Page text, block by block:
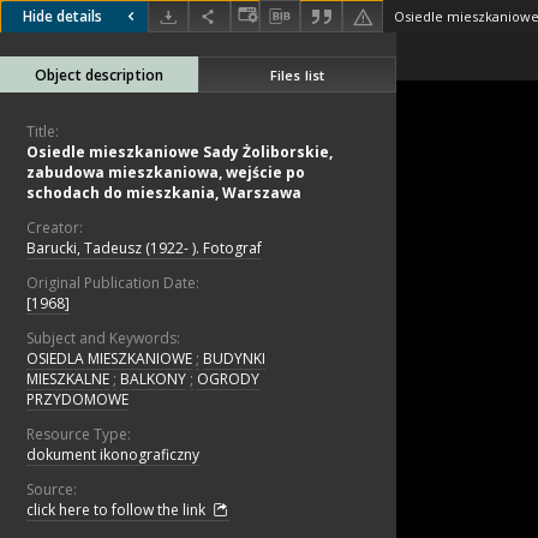
Hide details
Object description Files list
Title:
Osiedle mieszkaniowe Sady Żoliborskie,
zabudowa mieszkaniowa, wejście po
schodach do mieszkania, Warszawa
Creator:
Barucki, Tadeusz (1922- ). Fotograf
Original Publication Date:
[1968]
Subject and Keywords:
OSIEDLA MIESZKANIOWE ; BUDYNKI
MIESZKALNE ; BALKONY ; OGRODY
PRZYDOMOWE
Resource Type:
dokument ikonograficzny
Source:
click here to follow the link